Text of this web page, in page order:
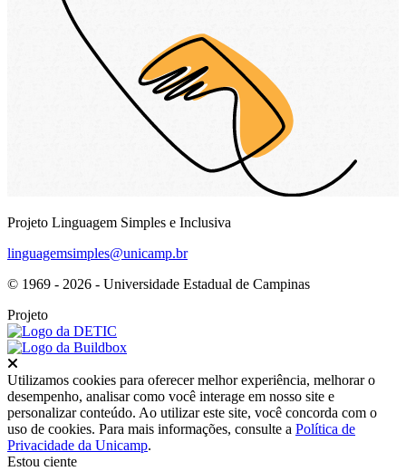
Projeto Linguagem Simples e Inclusiva
linguagemsimples@unicamp.br
© 1969 - 2026 - Universidade Estadual de Campinas
Projeto
Utilizamos cookies para oferecer melhor experiência, melhorar o
desempenho, analisar como você interage em nosso site e
personalizar conteúdo. Ao utilizar este site, você concorda com o
uso de cookies. Para mais informações, consulte a Política de
Privacidade da Unicamp.
Estou ciente